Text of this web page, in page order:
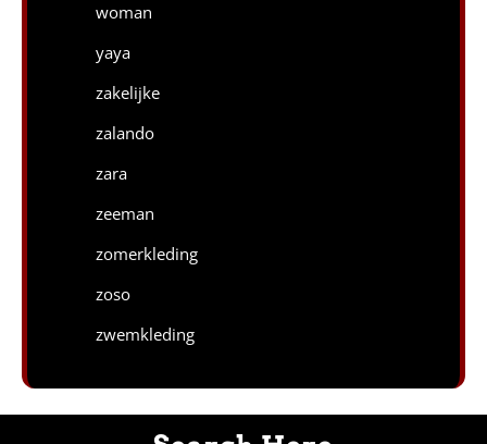
woman
yaya
zakelijke
zalando
zara
zeeman
zomerkleding
zoso
zwemkleding